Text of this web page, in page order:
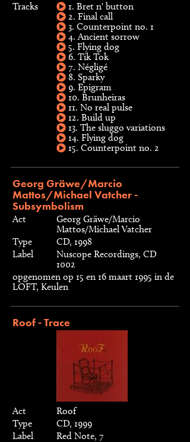
Tracks
1. Bret n' button
2. Final call
3. Counterpoint no. 1
4. Ancient sorrow
5. Flying dog
6. Tik Tok
7. Négligé
8. Sparky
9. Epigram
10. Brunheiras
11. No real pulse
12. Build up
13. The sluggo variations
14. Flying dog
15. Counterpoint no. 2
Georg Gräwe/Marcio
Mattos/Michael Vatcher -
Subsymbolism
Act
Georg Gräwe/Marcio
Mattos/Michael Vatcher
Type
CD, 1998
Label
Nuscope Recordings, CD
1002
opgenomen op 15 en 16 maart 1995 in de
LOFT, Keulen
Roof - Trace
Act
Roof
Type
CD, 1999
Label
Red Note, 7